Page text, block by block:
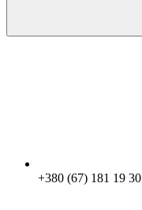
+380 (67) 181 19 30